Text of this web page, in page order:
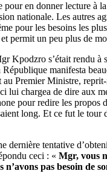
en donner lecture à
nationale. Les autres
pour les besoins les
permit un peu plus de
Kpodzro s’était rendu
manifesta
au Premier Ministre,
chargea de dire aux
pour redire les
long. Et ce fut le tour
tentative
ceci : « Mgr, vous
n’avons pas besoin de